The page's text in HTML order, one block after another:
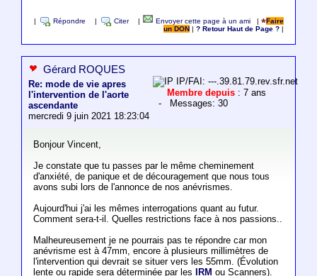
Répondre Citer Envoyer cette page à un ami |
Faire
un DON
|? Retour Haut de Page ?
Gérard ROQUES
Re: mode de vie apres
l'intervention de l'aorte
ascendante
mercredi 9 juin 2021 18:23:04
IP/FAI: ---.39.81.79.rev.sfr.net
Membre depuis : 7 ans
- Messages: 30
Bonjour Vincent,
Je constate que tu passes par le même cheminement
d'anxiété, de panique et de découragement que nous tous
avons subi lors de l'annonce de nos anévrismes.
Aujourd'hui j'ai les mêmes interrogations quant au futur.
Comment sera-t-il. Quelles restrictions face à nos passions..
Malheureusement je ne pourrais pas te répondre car mon
anévrisme est à 47mm, encore à plusieurs millimètres de
l'intervention qui devrait se situer vers les 55mm. (Évolution
lente ou rapide sera déterminée par les
IRM ou Scanners).